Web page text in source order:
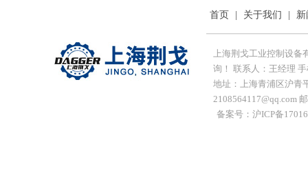
首页 关于我们
上海荆戈工业控制设
询！ 联系人：王经理
地址：上海青浦区沪青
2108564117@qq.com
备案号：沪ICP备